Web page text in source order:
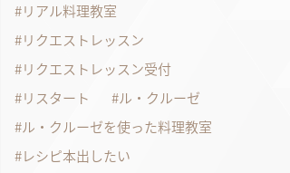
リアル料理教室
リクエストレッスン
リクエストレッスン受付
リスタート
ル・クルーゼ
ル・クルーゼを使った料理教室
レシピ本出したい